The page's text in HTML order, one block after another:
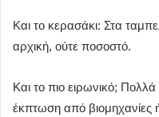
Και το κερασάκι: Στα
αρχική, ούτε ποσοστό.
Και το πιο ειρωνικό;
έκπτωση από βιομηχανίες